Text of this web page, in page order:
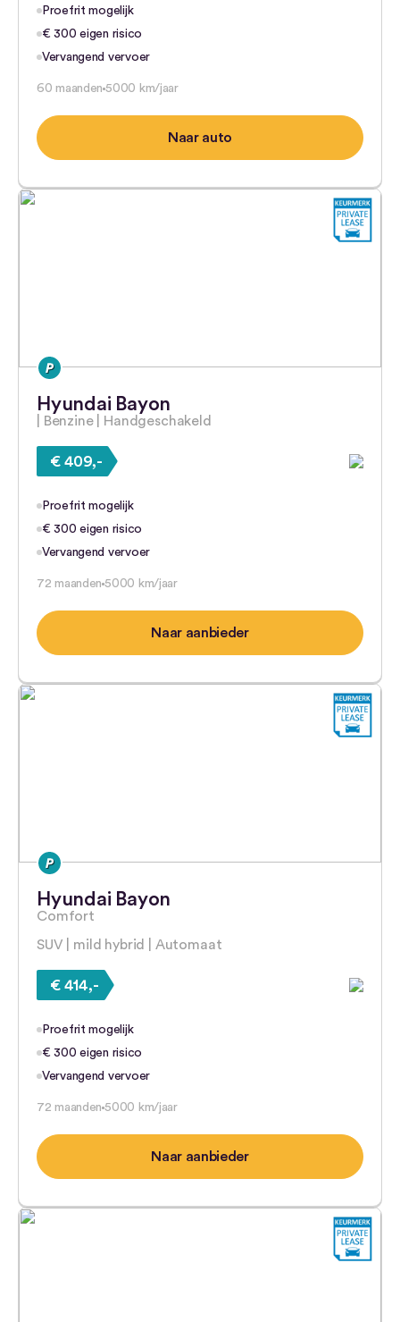
Proefrit mogelijk
€ 300 eigen risico
Vervangend vervoer
60 maanden 5000 km/jaar
Naar auto
Hyundai Bayon
| Benzine | Handgeschakeld
€ 409,-
Proefrit mogelijk
€ 300 eigen risico
Vervangend vervoer
72 maanden 5000 km/jaar
Naar aanbieder
Hyundai Bayon
Comfort
SUV | mild hybrid | Automaat
€ 414,-
Proefrit mogelijk
€ 300 eigen risico
Vervangend vervoer
72 maanden 5000 km/jaar
Naar aanbieder